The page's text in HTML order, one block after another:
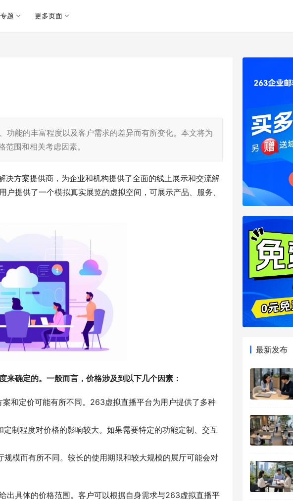
题 更多页面
功能的丰富程度以及客户需求的差异而有所变化。本文将为
围和相关考虑因素。
方案提供商，为企业和机构提供了全面的线上展示和交流解
提供了一个模拟真实展览的虚拟空间，可展示产品、服务、
确定的。一般而言，价格涉及到以下几个因素：
和定价可能有所不同。263虚拟直播平台为用户提供了多种
制程度对价格的影响较大。如果需要特定的功能定制、交互
规模而有所不同。较长的使用期限和较大规模的展厅可能会对
出具体的价格范围。客户可以根据自身需求与263虚拟直播平
最新发布